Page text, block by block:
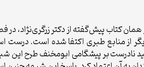
کتاب پیش‌گفته از دکتر زرگری‌نژاد، در
دیگر از منابع طبری اکتفا شده است.
نادرست بر پیشگامی ابومخنف طرح